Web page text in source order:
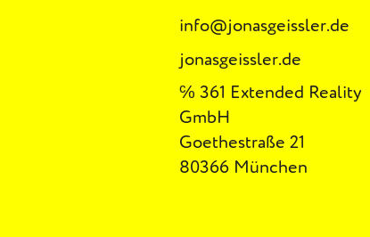
info@jonasgeissler.de
jonasgeissler.de
℅ 361 Extended Reality
GmbH
Goethestraße 21
80366 München